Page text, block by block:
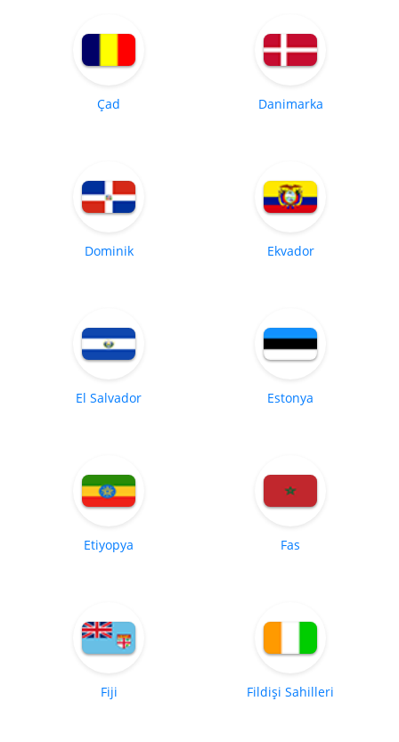
Çad Danimarka
Dominik Ekvador
El Salvador Estonya
Etiyopya Fas
Fiji Fildişi Sahilleri